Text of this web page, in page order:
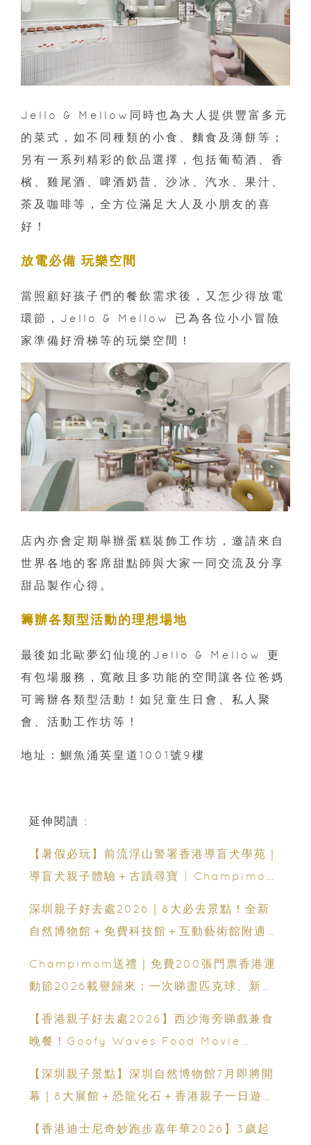
Jello & Mellow同時也為大人提供豐富多元
的菜式，如不同種類的小食、麵食及薄餅等；
另有一系列精彩的飲品選擇，包括葡萄酒、香
檳、雞尾酒、啤酒奶昔、沙冰、汽水、果汁、
茶及咖啡等，全方位滿足大人及小朋友的喜
好！
放電必備 玩樂空間
當照顧好孩子們的餐飲需求後，又怎少得放電
環節，Jello & Mellow 已為各位小小冒險
家準備好滑梯等的玩樂空間！
店內亦會定期舉辦蛋糕裝飾工作坊，邀請來自
世界各地的客席甜點師與大家一同交流及分享
甜品製作心得。
籌辦各類型活動的理想場地
最後如北歐夢幻仙境的Jello & Mellow 更
有包場服務，寬敞且多功能的空間讓各位爸媽
可籌辦各類型活動！如兒童生日會、私人聚
會、活動工作坊等！
地址：鰂魚涌英皇道1001號9樓
延伸閱讀 :
【暑假必玩】前流浮山警署香港導盲犬學苑｜
導盲犬親子體驗＋古蹟尋寶 | Champimom
深圳親子好去處2026｜8大必去景點！全新
自然博物館＋免費科技館＋互動藝術館附適合
Champimom送禮｜免費200張門票香港運
動節2026載譽歸來：一次睇盡匹克球、新興
【香港親子好去處2026】西沙海旁睇戲兼食
晚餐！Goofy Waves Food Movie
【深圳親子景點】深圳自然博物館7月即將開
幕｜8大展館＋恐龍化石＋香港親子一日遊推
【香港迪士尼奇妙跑步嘉年華2026】3歲起